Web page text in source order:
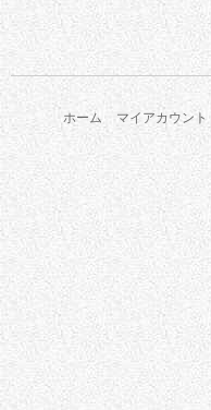
ホーム マイアカウント